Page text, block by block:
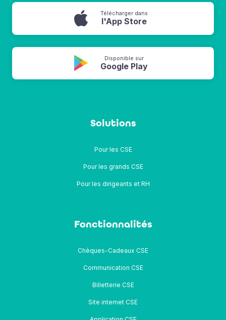
Télécharger dans
l'App Store
Disponible sur
Google Play
Solutions
Pour les dirigeants et RH
Pour les CSE
Pour les grands CSE
Fonctionnalités
Chèques-Cadeaux CSE
Communication CSE
Billetterie CSE
Site internet CSE